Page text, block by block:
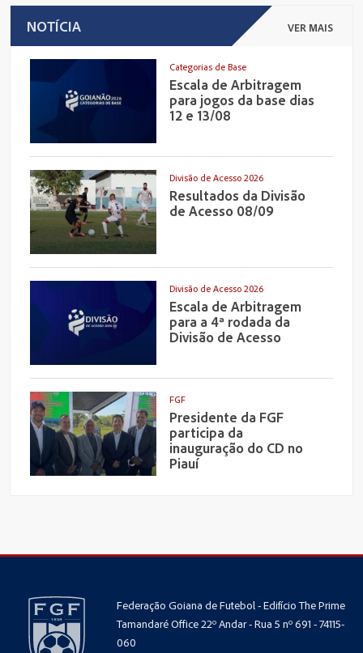
NOTÍCIA VER MAIS
Categorias de Base
Escala de Arbitragem
para jogos da base dias
12 e 13/08
Divisão de Acesso 2026
Resultados da Divisão
de Acesso 08/09
Divisão de Acesso 2026
Escala de Arbitragem
para a 4ª rodada da
Divisão de Acesso
FGF
Presidente da FGF
participa da
inauguração do CD no
Piauí
Federação Goiana de Futebol - Edifício The Prime
Tamandaré Office 22º Andar - Rua 5 nº 691 - 74115-
060